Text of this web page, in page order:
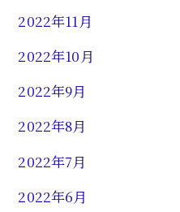
2022年11月
2022年10月
2022年9月
2022年8月
2022年7月
2022年6月